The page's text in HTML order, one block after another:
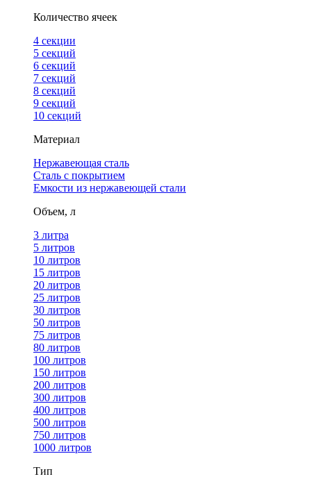
Количество ячеек
4 cекции
5 секций
6 секций
7 секций
8 секций
9 секций
10 секций
Материал
Нержавеющая сталь
Сталь с покрытием
Емкости из нержавеющей стали
Объем, л
3 литра
5 литров
10 литров
15 литров
20 литров
25 литров
30 литров
50 литров
75 литров
80 литров
100 литров
150 литров
200 литров
300 литров
400 литров
500 литров
750 литров
1000 литров
Тип